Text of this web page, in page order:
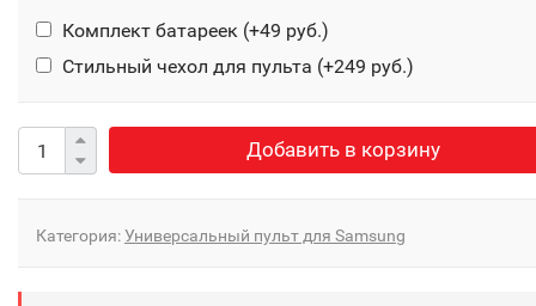
Комплект батареек (+49 руб.)
Стильный чехол для пульта (+249 руб.)
Добавить в корзину
Категория:Универсальный пульт для Samsung